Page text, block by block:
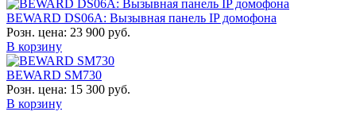
BEWARD DS06A: Вызывная панель IP домофона
Розн. цена: 23 900 руб.
В корзину
BEWARD SM730
Розн. цена: 15 300 руб.
В корзину